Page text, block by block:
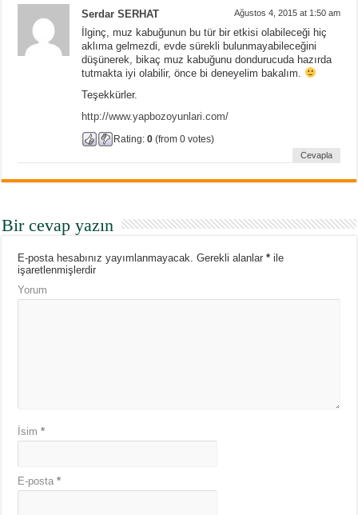
Serdar SERHAT Ağustos 4, 2015 at 1:50 am
İlginç, muz kabuğunun bu tür bir etkisi olabileceği hiç
aklıma gelmezdi, evde sürekli bulunmayabileceğini
düşünerek, bikaç muz kabuğunu dondurucuda hazırda
tutmakta iyi olabilir, önce bi deneyelim bakalım.
Teşekkürler.
http://www.yapbozoyunlari.com/
Rating:0 (from 0 votes)
Cevapla
Bir cevap yazın
E-posta hesabınız yayımlanmayacak. Gerekli alanlar* ile
işaretlenmişlerdir
Yorum
İsim*
E-posta*